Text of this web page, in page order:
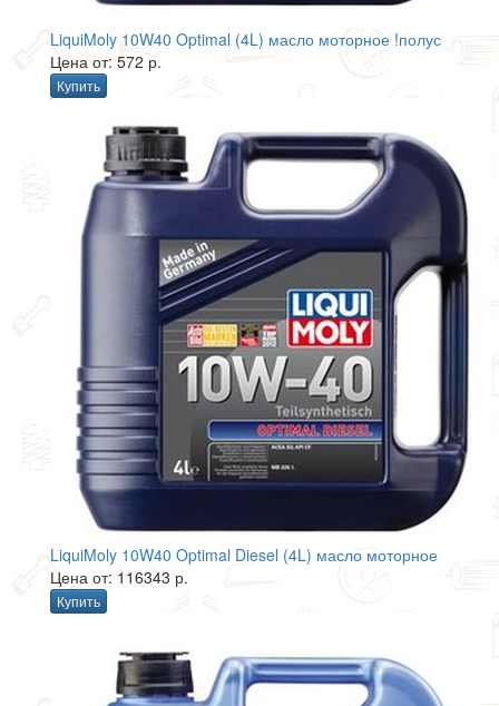
LiquiMoly 10W40 Optimal (4L) масло моторное !полус
Цена от: 572 р.
Купить
LiquiMoly 10W40 Optimal Diesel (4L) масло моторное
Цена от: 116343 р.
Купить